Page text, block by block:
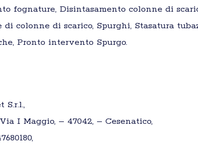
fognature, Disintasamento colonne di
di colonne di scarico, Spurghi, Stasatura
Pronto intervento Spurgo.
S.r.l.,
I Maggio, – 47042, – Cesenatico,